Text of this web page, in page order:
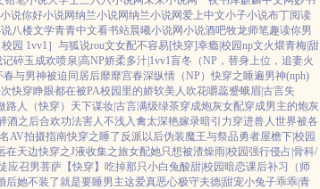
说你好小说网纳兰小说网纳兰小说网爱上中文小子小说布丁阅读
八楼文学青青中文看书站晨曦小说网小说酒吧牧龙师笔趣读你男
园 1vv1］ 与狐说rou文女配不容易[快穿]幸瘾|校园np文火煨青梅|甜
记碎玉成欢喷泉|高NP娇柔多汁|1vv1盲冬（NP，替身上位，追妻火
春与男神被迫同居后靡靡宫春深纵情（NP）快穿之睡遍男神(nph)
快穿睁眼都在被PA校园里的娇软美人 吹花嚼蕊蹙蛾眉|古言失
路人（快穿） 天下谋妆|古言满级绿茶穿成炮灰女配穿成男主的炮灰
酒之后合欢功法害人不浅入禽太深艳嫁录暗引力穿进兽人世界被各
AV拍摄指南快穿之睡了反派以后伪装魔王与祭品勇者屋檐下|校园
在天边快穿之J液收集之旅女配她只想被渣燥雨|校园强行侵占|骨科/
应召男菩萨 【快穿】吃掉那只小白兔酸甜|校园暗恋课后补习（师
后她不装了就是要睡男主这爱真恶心极守夫德|甜宠小兔子乖乖|青